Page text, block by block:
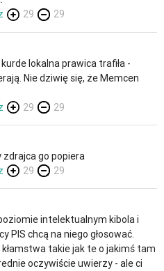
29 29
lokalna prawica trafiła -
Nie dziwię się, że Memcen
29 29
zdrajca go popiera
29 29
intelektualnym kibola i
PIS chcą na niego głosować.
takie jak te o jakimś tam
oczywiście uwierzy - ale ci